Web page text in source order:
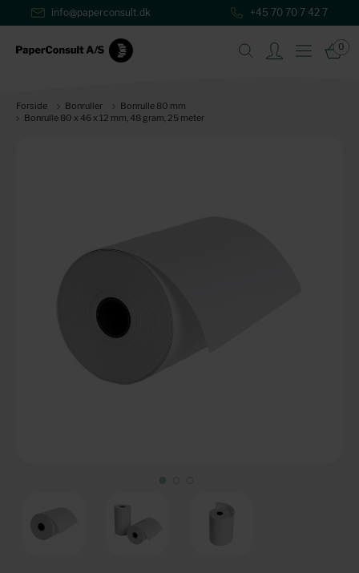
+45 70 70 7 42 7
info@paperconsult.dk
0
Forside Bonruller
Bonrulle 80 mm
Bonrulle 80 x 46 x 12 mm, 48 gram, 25 meter